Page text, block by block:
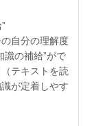
自分の理解度
識の補給”がで
テキストを読
が定着しやす